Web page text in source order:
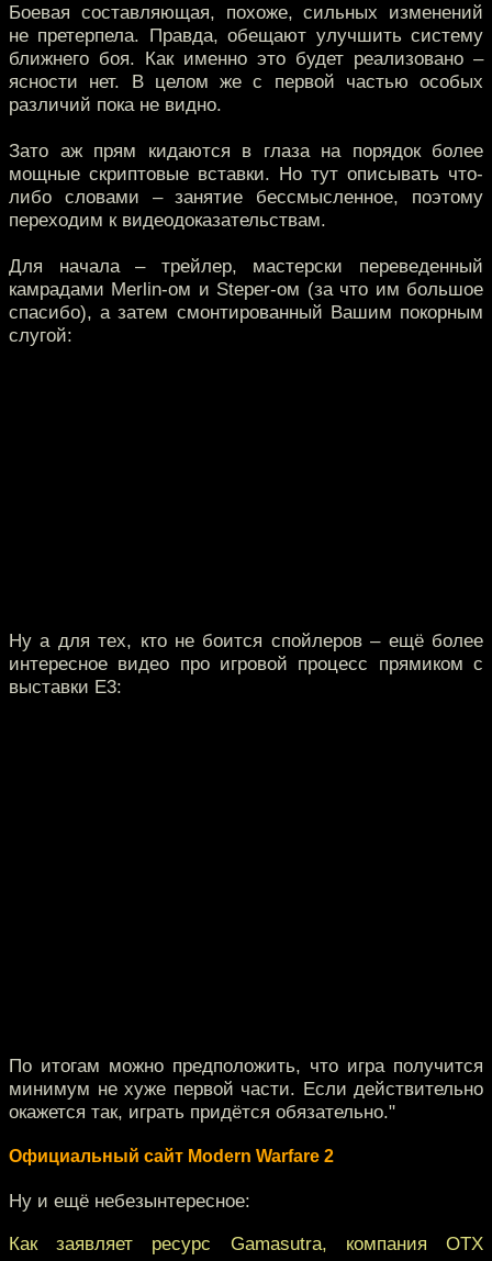
Боевая составляющая, похоже, сильных изменений
не претерпела. Правда, обещают улучшить систему
ближнего боя. Как именно это будет реализовано –
ясности нет. В целом же с первой частью особых
различий пока не видно.
Зато аж прям кидаются в глаза на порядок более
мощные скриптовые вставки. Но тут описывать что-
либо словами – занятие бессмысленное, поэтому
переходим к видеодоказательствам.
Для начала – трейлер, мастерски переведенный
камрадами Merlin-ом и Steper-ом (за что им большое
спасибо), а затем смонтированный Вашим покорным
слугой:
Ну а для тех, кто не боится спойлеров – ещё более
интересное видео про игровой процесс прямиком с
выставки Е3:
По итогам можно предположить, что игра получится
минимум не хуже первой части. Если действительно
окажется так, играть придётся обязательно."
Официальный сайт Modern Warfare 2
Ну и ещё небезынтересное:
Как заявляет ресурс Gamasutra, компания OTX